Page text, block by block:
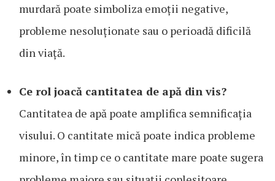
murdară poate simboliza emoții negative,
probleme nesoluționate sau o perioadă dificilă
din viață.
Ce rol joacă cantitatea de apă din vis?
Cantitatea de apă poate amplifica semnificația
visului. O cantitate mică poate indica probleme
minore, în timp ce o cantitate mare poate sugera